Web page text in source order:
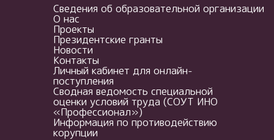
Сведения об образовательной организации
О нас
Проекты
Президентские гранты
Новости
Контакты
Личный кабинет для онлайн-
поступления
Сводная ведомость специальной
оценки условий труда (СОУТ ИНО
«Профессионал»)
Информация по противодействию
корупции